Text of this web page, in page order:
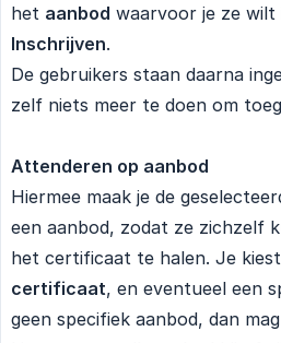
het aanbod waarvoor je ze
Inschrijven.
De gebruikers staan daarna
zelf niets meer te doen om
Attenderen op aanbod
Hiermee maak je de
een aanbod, zodat ze zichzelf
het certificaat te halen. Je
certificaat, en eventueel een
geen specifiek aanbod, dan